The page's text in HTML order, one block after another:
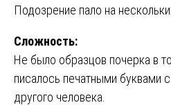
Подозрение пало на
Сложность:
Не было образцов почерка в
писалось печатными буквами
другого человека.